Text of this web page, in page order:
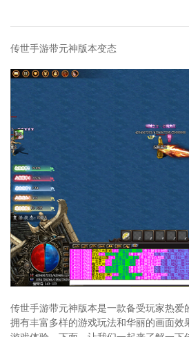
传世手游带元神版本变态
传世手游带元神版本是一款备受玩家热爱
拥有丰富多样的游戏玩法和华丽的画面效